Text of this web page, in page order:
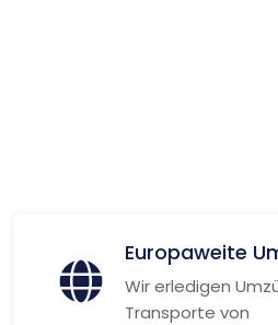
Europaweite
Wir erledigen
Transporte von